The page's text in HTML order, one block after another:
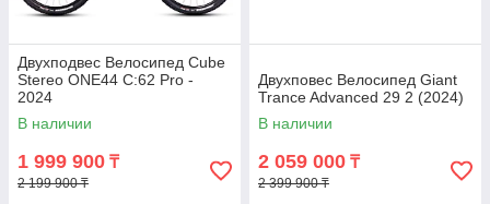
Двухподвес Велосипед Cube
Stereo ONE44 C:62 Pro -
2024
В наличии
1 999 900 ₸
2 199 900 ₸
Двухповес Велосипед Giant
Trance Advanced 29 2 (2024)
В наличии
2 059 000 ₸
2 399 900 ₸